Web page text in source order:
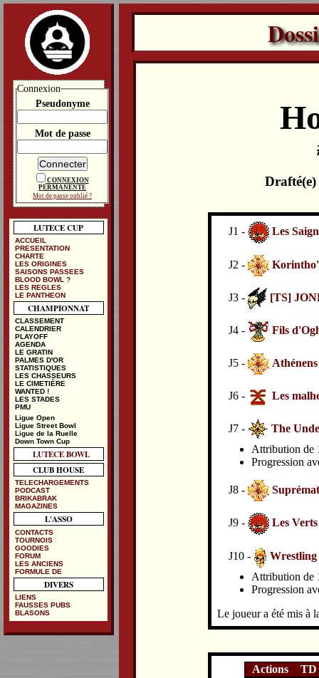
J1 - Les
J2 -
J3 - [TS]
J4 - Fils
J5 - Athénens
J6 - Les
J7 -
The
Attribution de
Progression
J8 -
J9 - Les
J10 -
Wrestling
Attribution de
Progression
Le joueur a été mis à
Actions
TD
Connexion
Pseudonyme
Mot de passe
CONNEXION
PERMANENTE
Mot de passe oublié ?
LUTECE CUP
ACCUEIL
PRESENTATION
CHARTE
LES ORIGINES
SAISONS PASSEES
BLOOD BOWL ?
LES REGLES
LE PANTHEON
CHAMPIONNAT
CLASSEMENT
CALENDRIER
PLAYOFF
AGENDA
LE GRATIN
PALMES D'OR
STATISTIQUES
LES CHASSEURS
LE CIMETIÈRE
WANTED !
LES STADES
PMU
Ligue Open
Ligue Street Bowl
Ligue de la Ruelle
Down Town Cup
LUTECE BOWL
CLUB HOUSE
TELECHARGEMENTS
PODCAST
BRIKABRAK
MAGAZINES
L'ASSO
CONTACTS
TOURNOIS
GOODIES
FORUM
LES ANCIENS
FORMULE DE
DIVERS
LIENS
FAUSSES PUBS
BLASONS